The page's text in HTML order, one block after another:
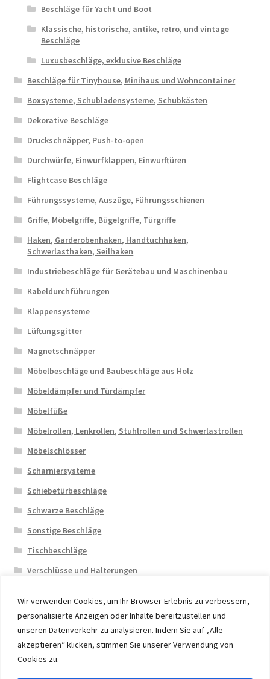
Wir verwenden Cookies, um Ihr Browser-Erlebnis zu verbessern,
personalisierte Anzeigen oder Inhalte bereitzustellen und
unseren Datenverkehr zu analysieren. Indem Sie auf „Alle
akzeptieren“ klicken, stimmen Sie unserer Verwendung von
Cookies zu.
Beschläge für Yacht und Boot
Klassische, historische, antike, retro, und vintage
Beschläge
Luxusbeschläge, exklusive Beschläge
Beschläge für Tinyhouse, Minihaus und Wohncontainer
Boxsysteme, Schubladensysteme, Schubkästen
Dekorative Beschläge
Druckschnäpper, Push-to-open
Durchwürfe, Einwurfklappen, Einwurftüren
Flightcase Beschläge
Führungssysteme, Auszüge, Führungsschienen
Griffe, Möbelgriffe, Bügelgriffe, Türgriffe
Haken, Garderobenhaken, Handtuchhaken,
Schwerlasthaken, Seilhaken
Industriebeschläge für Gerätebau und Maschinenbau
Kabeldurchführungen
Klappensysteme
Lüftungsgitter
Magnetschnäpper
Möbelbeschläge und Baubeschläge aus Holz
Möbeldämpfer und Türdämpfer
Möbelfüße
Möbelrollen, Lenkrollen, Stuhlrollen und Schwerlastrollen
Möbelschlösser
Scharniersysteme
Schiebetürbeschläge
Schwarze Beschläge
Sonstige Beschläge
Tischbeschläge
Verschlüsse und Halterungen
© 2026 Eruon Trade UG, Germany, member of the ERUON